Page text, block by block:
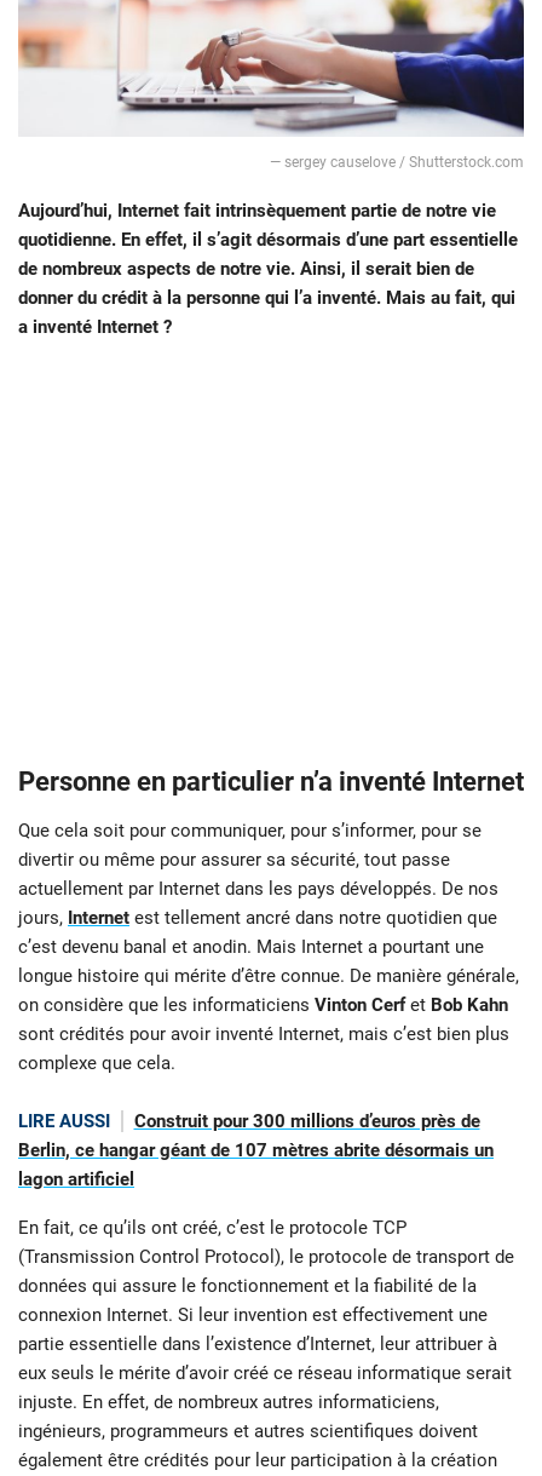
— sergey causelove / Shutterstock.com
Aujourd’hui, Internet fait intrinsèquement partie de notre vie
quotidienne. En effet, il s’agit désormais d’une part essentielle
de nombreux aspects de notre vie. Ainsi, il serait bien de
donner du crédit à la personne qui l’a inventé. Mais au fait, qui
a inventé Internet ?
Personne en particulier n’a inventé Internet
Que cela soit pour communiquer, pour s’informer, pour se
divertir ou même pour assurer sa sécurité, tout passe
actuellement par Internet dans les pays développés. De nos
jours, Internet est tellement ancré dans notre quotidien que
c’est devenu banal et anodin. Mais Internet a pourtant une
longue histoire qui mérite d’être connue. De manière générale,
on considère que les informaticiens Vinton Cerfet Bob Kahn
sont crédités pour avoir inventé Internet, mais c’est bien plus
complexe que cela.
LIRE AUSSI
Construit pour 300 millions d’euros près de
Berlin, ce hangar géant de 107 mètres abrite désormais un
lagon artificiel
En fait, ce qu’ils ont créé, c’est le protocole TCP
(Transmission Control Protocol), le protocole de transport de
données qui assure le fonctionnement et la fiabilité de la
connexion Internet. Si leur invention est effectivement une
partie essentielle dans l’existence d’Internet, leur attribuer à
eux seuls le mérite d’avoir créé ce réseau informatique serait
injuste. En effet, de nombreux autres informaticiens,
ingénieurs, programmeurs et autres scientifiques doivent
également être crédités pour leur participation à la création